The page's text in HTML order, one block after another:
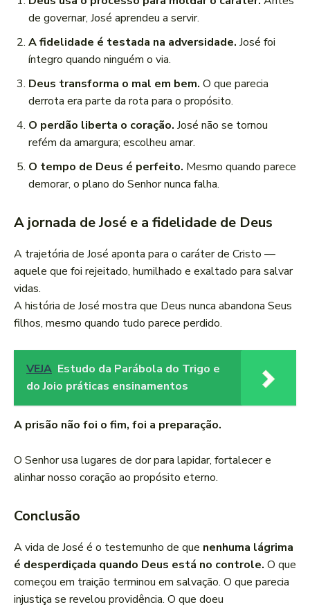
de governar, José aprendeu a servir.
A fidelidade é testada na adversidade. José foi
íntegro quando ninguém o via.
Deus transforma o mal em bem. O que parecia
derrota era parte da rota para o propósito.
O perdão liberta o coração. José não se tornou
refém da amargura; escolheu amar.
O tempo de Deus é perfeito. Mesmo quando parece
demorar, o plano do Senhor nunca falha.
A jornada de José e a fidelidade de Deus
A trajetória de José aponta para o caráter de Cristo —
aquele que foi rejeitado, humilhado e exaltado para salvar
vidas.
A história de José mostra que Deus nunca abandona Seus
filhos, mesmo quando tudo parece perdido.
VEJA Estudo da Parábola do Trigo e
do Joio práticas ensinamentos
A prisão não foi o fim, foi a preparação.
O Senhor usa lugares de dor para lapidar, fortalecer e
alinhar nosso coração ao propósito eterno.
Conclusão
A vida de José é o testemunho de que nenhuma lágrima
é desperdiçada quando Deus está no controle. O que
começou em traição terminou em salvação. O que parecia
injustiça se revelou providência. O que doeu